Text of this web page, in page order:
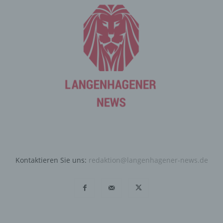
Kontaktieren Sie uns: redaktion@langenhagener-news.de
entsprechenden Einstellung des genutzten
Internetbrowsers verhindern und damit der Setzung von
Cookies dauerhaft widersprechen. Ferner können
bereits gesetzte Cookies jederzeit über einen
Internetbrowser oder andere Softwareprogramme
gelöscht werden. Dies ist in allen gängigen
Internetbrowsern möglich. Deaktiviert die betroffene
Person die Setzung von Cookies in dem genutzten
Internetbrowser, sind unter Umständen nicht alle
Die Internetseite erfasst mit jedem Aufruf der
automatisiertes System eine Reihe von allgemeinen